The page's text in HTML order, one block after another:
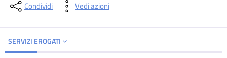
Condividi Vedi azioni
SERVIZI EROGATI